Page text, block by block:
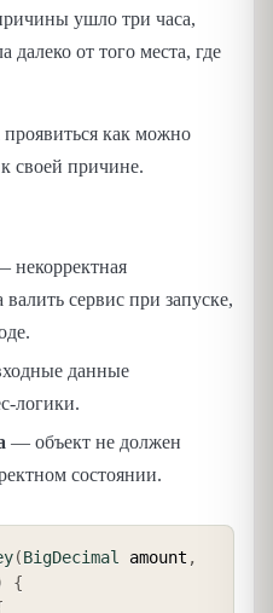
ушло три часа,
от того места, где
как можно
своей причине.
некорректная
сервис при запуске,
данные
логики.
— объект не должен
состоянии.
(BigDecimal amount ,
{
COPY